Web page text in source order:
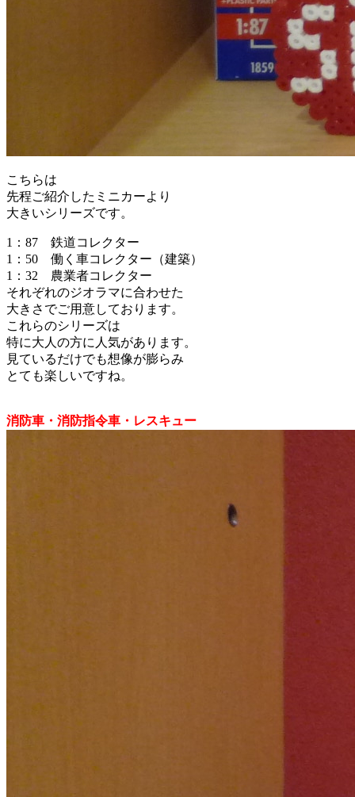
こちらは
先程ご紹介したミニカーより
大きいシリーズです。
1：87 鉄道コレクター
1：50 働く車コレクター（建築）
1：32 農業者コレクター
それぞれのジオラマに合わせた
大きさでご用意しております。
これらのシリーズは
特に大人の方に人気があります。
見ているだけでも想像が膨らみ
とても楽しいですね。
消防車・消防指令車・レスキュー